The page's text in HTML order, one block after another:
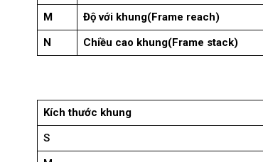
M
Độ với khung(Frame reach)
N
Chiều cao khung(Frame stack)
Kích thước khung
S